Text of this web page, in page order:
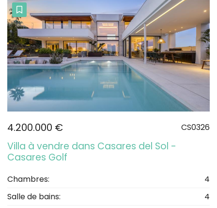
4.200.000 € CS0326
Villa à vendre dans Casares del Sol -
Casares Golf
Chambres:
4
Salle de bains:
4